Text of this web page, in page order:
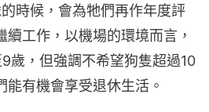
時候，會為牠們再作年度評
工作，以機場的環境而言，
歲，但強調不希望狗隻超過10
能有機會享受退休生活。